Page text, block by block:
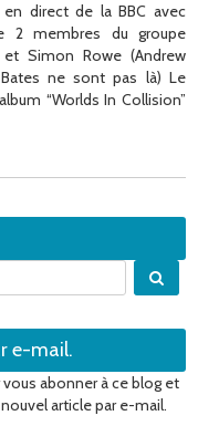
direct de la BBC avec
2 membres du groupe
Simon Rowe (Andrew
ne sont pas là) Le
“Worlds In Collision”
e-mail.
abonner à ce blog et
article par e-mail.